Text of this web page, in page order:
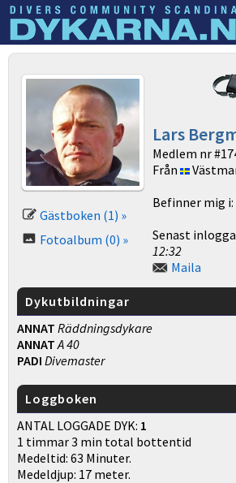
Dyknyheter
Gästboken (1) »
Fotoalbum (0) »
Lars
Medlem nr
Från
Befinner mig i:
Senast
12:32
Maila
Dykutbildningar
ANNAT Räddningsdykare
ANNAT A 40
PADI Divemaster
Loggboken
ANTAL LOGGADE DYK: 1
1 timmar 3 min total bottentid
Medeltid: 63 Minuter.
Medeldjup: 17 meter.